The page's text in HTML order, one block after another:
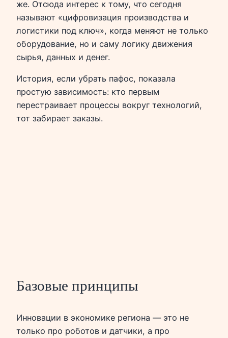
же. Отсюда интерес к тому, что сегодня
называют «цифровизация производства и
логистики под ключ», когда меняют не только
оборудование, но и саму логику движения
сырья, данных и денег.
История, если убрать пафос, показала
простую зависимость: кто первым
перестраивает процессы вокруг технологий,
тот забирает заказы.
Базовые принципы
Инновации в экономике региона — это не
только про роботов и датчики, а про